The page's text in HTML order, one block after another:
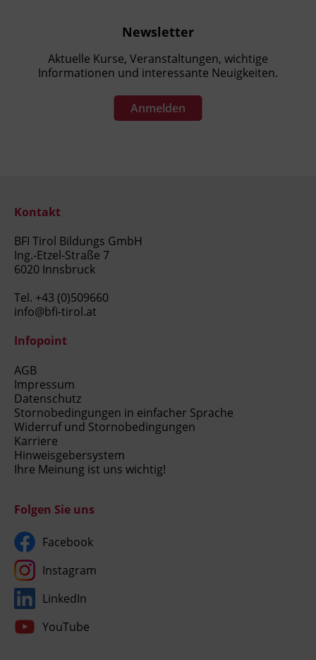
Newsletter
Aktuelle Kurse, Veranstaltungen, wichtige
Informationen und interessante Neuigkeiten.
Anmelden
Kontakt
BFI Tirol Bildungs GmbH
Ing.-Etzel-Straße 7
6020 Innsbruck
Tel. +43 (0)509660
info@bfi-tirol.at
Infopoint
AGB
Impressum
Datenschutz
Stornobedingungen in einfacher Sprache
Widerruf und Stornobedingungen
Karriere
Hinweisgebersystem
Ihre Meinung ist uns wichtig!
Folgen Sie uns
Facebook
Instagram
LinkedIn
YouTube